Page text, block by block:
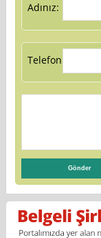
Adınız:
Telefon: